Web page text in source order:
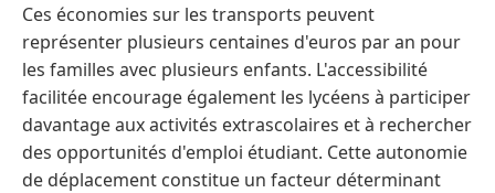
Ces économies sur les transports peuvent
représenter plusieurs centaines d'euros par an pour
les familles avec plusieurs enfants. L'accessibilité
facilitée encourage également les lycéens à participer
davantage aux activités extrascolaires et à rechercher
des opportunités d'emploi étudiant. Cette autonomie
de déplacement constitue un facteur déterminant